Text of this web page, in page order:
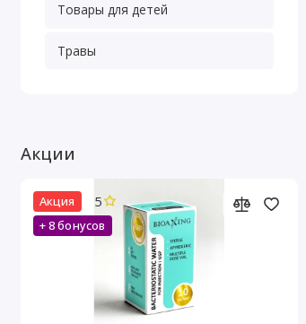
Товары для детей
Травы
Акции
Акция
+ 8 бонусов
5